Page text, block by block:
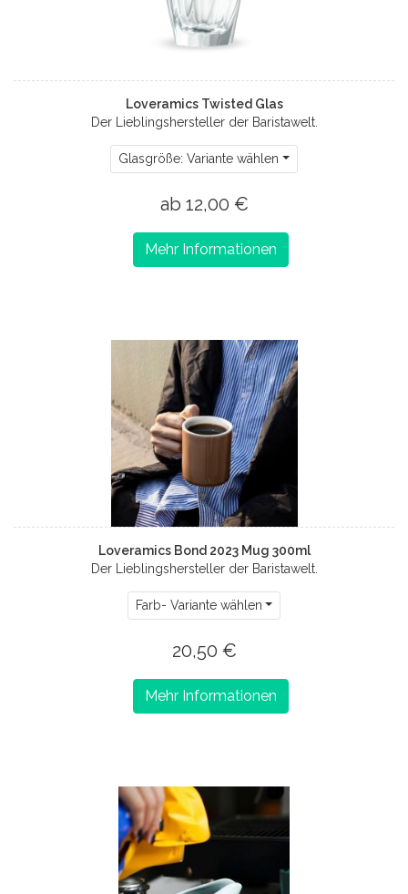
Loveramics Twisted Glas
Der Lieblingshersteller der Baristawelt.
Glasgröße: Variante wählen
ab 12,00 €
Mehr Informationen
Loveramics Bond 2023 Mug 300ml
Der Lieblingshersteller der Baristawelt.
Farb- Variante wählen
20,50 €
Mehr Informationen